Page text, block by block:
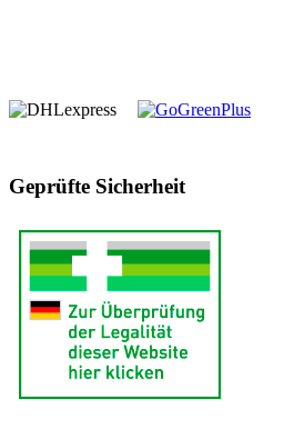
Geprüfte Sicherheit